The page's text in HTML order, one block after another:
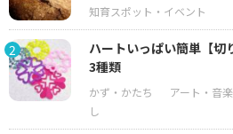
2
ハートいっぱい簡単【
3種類